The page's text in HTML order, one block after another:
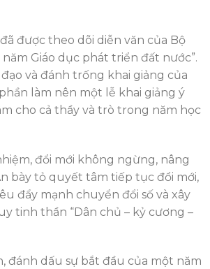
được theo dõi diễn văn của Bộ
Giáo dục phát triển đất nước”.
và đánh trống khai giảng của
làm nên một lễ khai giảng ý
cho cả thầy và trò trong năm học
đổi mới không ngừng, nâng
bày tỏ quyết tâm tiếp tục đổi mới,
đẩy mạnh chuyển đổi số và xây
tinh thần “Dân chủ – kỷ cương –
đánh dấu sự bắt đầu của một năm